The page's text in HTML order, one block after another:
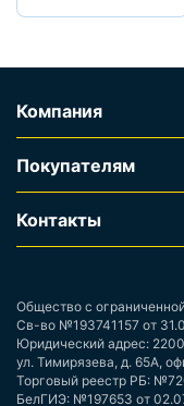
Компания
Покупателям
Контакты
Общество с
Св-во №193741157 от
Юридический адрес:
ул. Тимирязева, д. 65А,
Торговый реестр РБ:
БелГИЭ: №197653 от